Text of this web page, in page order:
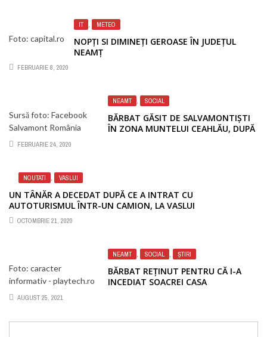
Foto: capital.ro
IT , METEO
NOPȚI SI DIMINEȚI GEROASE ÎN JUDEȚUL
NEAMȚ
FEBRUARIE 8, 2020
Sursă foto: Facebook
Salvamont România
NEAMT , SOCIAL
BĂRBAT GĂSIT DE SALVAMONTIȘTI
ÎN ZONA MUNTELUI CEAHLĂU, DUPĂ
FEBRUARIE 24, 2020
NOUTATI VASLUI
UN TÂNĂR A DECEDAT DUPĂ CE A INTRAT CU
AUTOTURISMUL ÎNTR-UN CAMION, LA VASLUI
OCTOMBRIE 21, 2020
Foto: caracter
informativ - playtech.ro
NEAMT , SOCIAL , ȘTIRI
BĂRBAT REȚINUT PENTRU CĂ I-A
INCEDIAT SOACREI CASA
AUGUST 25, 2021